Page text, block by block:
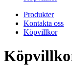
Produkter
Kontakta oss
Köpvillkor